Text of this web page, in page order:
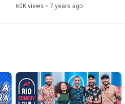
60K views • 7 years ago